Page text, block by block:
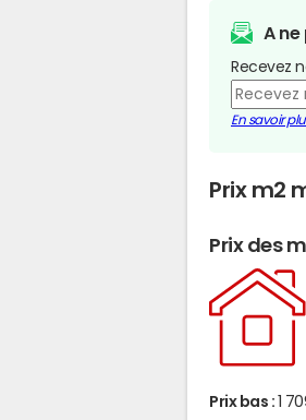
A
Recevez
En savoir
Prix m2
Prix des
Prix bas : 1